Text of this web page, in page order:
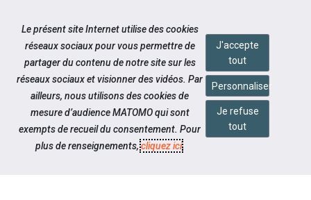
Aller au contenu
Pied de page
PLAN DU SITE
Le présent site Internet utilise des cookies
réseaux sociaux pour vous permettre de
partager du contenu de notre site sur les
réseaux sociaux et visionner des vidéos. Par
ailleurs, nous utilisons des cookies de
mesure d’audience MATOMO qui sont
exempts de recueil du consentement. Pour
plus de renseignements,cliquez ici.
J'accepte
tout
Personnaliser
Je refuse
tout